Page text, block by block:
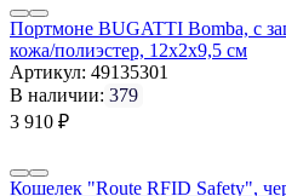
Портмоне BUGATTI Bomba, с
кожа/полиэстер, 12х2х9,5 см
Артикул: 49135301
В наличии: 379
3 910 ₽
Кошелек "Route RFID Safety",